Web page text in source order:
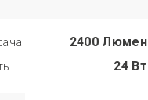
2400 Люмен
24 Вт